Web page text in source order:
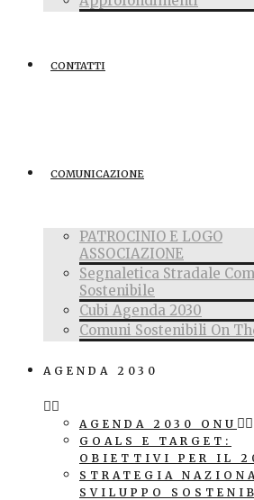
CONTATTI
COMUNICAZIONE
PATROCINIO E LOGO
ASSOCIAZIONE
Segnaletica Stradale
Sostenibile
Cubi Agenda 2030
Comuni Sostenibili On
AGENDA 2030
AGENDA 2030 ONU
GOALS E TARGET:
OBIETTIVI PER IL
STRATEGIA
SVILUPPO